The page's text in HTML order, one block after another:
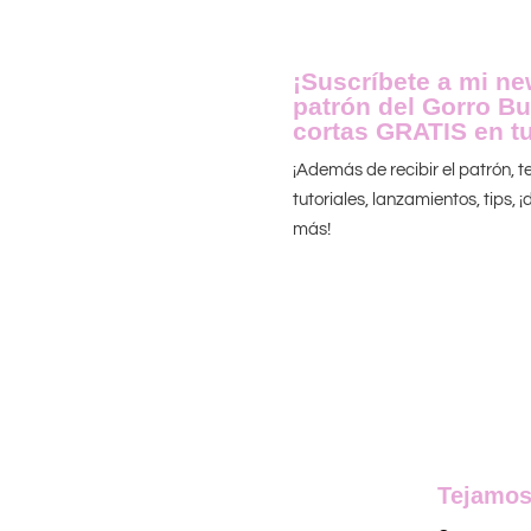
¡Suscríbete a mi
patrón del Gorro
cortas GRATIS en
¡Además de recibir el patrón,
tutoriales, lanzamientos, tips,
más!